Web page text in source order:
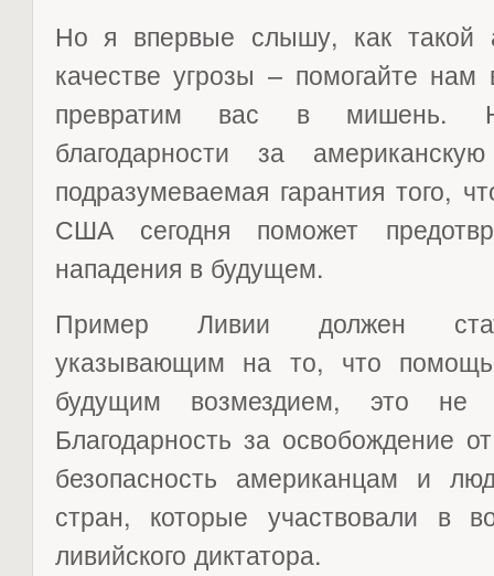
Но я впервые слышу, как такой
качестве угрозы – помогайте
превратим вас в мишень.
благодарности за
подразумеваемая гарантия того,
США сегодня поможет
нападения в будущем.
Пример Ливии должен
указывающим на то, что
будущим возмездием, это не
Благодарность за освобождение
безопасность американцам и
стран, которые участвовали в
ливийского диктатора.